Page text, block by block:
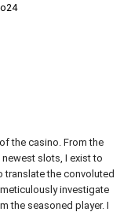
the casino. From the
slots, I exist to
translate the convoluted
investigate
the seasoned player. I